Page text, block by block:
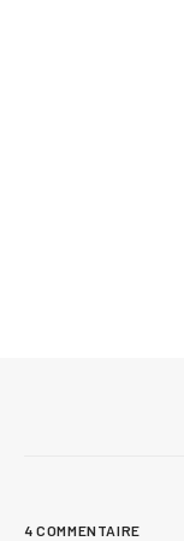
4 COMMENTAIRE